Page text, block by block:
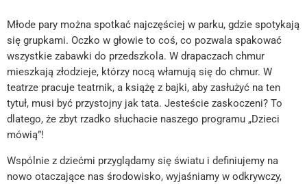
Młode pary można spotkać najczęściej w parku, gdzie spotykają
się grupkami. Oczko w głowie to coś, co pozwala spakować
wszystkie zabawki do przedszkola. W drapaczach chmur
mieszkają złodzieje, którzy nocą włamują się do chmur. W
teatrze pracuje teatrnik, a książę z bajki, aby zasłużyć na ten
tytuł, musi być przystojny jak tata. Jesteście zaskoczeni? To
dlatego, że zbyt rzadko słuchacie naszego programu „Dzieci
mówią”!
Wspólnie z dziećmi przyglądamy się światu i definiujemy na
nowo otaczające nas środowisko, wyjaśniamy w odkrywczy,